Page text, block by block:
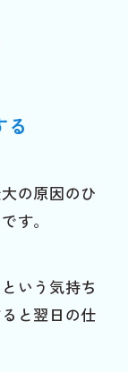
の原因のひ
す。
いう気持ち
と翌日の仕